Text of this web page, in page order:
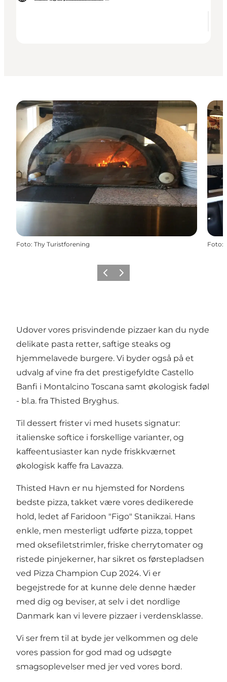
Foto: Thy Turistforening Foto:
ForrigeNæste
Udover vores prisvindende pizzaer kan du nyde
delikate pasta retter, saftige steaks og
hjemmelavede burgere. Vi byder også på et
udvalg af vine fra det prestigefyldte Castello
Banfi i Montalcino Toscana samt økologisk fadøl
- bl.a. fra Thisted Bryghus.
Til dessert frister vi med husets signatur:
italienske softice i forskellige varianter, og
kaffeentusiaster kan nyde friskkværnet
økologisk kaffe fra Lavazza.
Thisted Havn er nu hjemsted for Nordens
bedste pizza, takket være vores dedikerede
hold, ledet af Faridoon "Figo" Stanikzai. Hans
enkle, men mesterligt udførte pizza, toppet
med oksefiletstrimler, friske cherrytomater og
ristede pinjekerner, har sikret os førstepladsen
ved Pizza Champion Cup 2024. Vi er
begejstrede for at kunne dele denne hæder
med dig og beviser, at selv i det nordlige
Danmark kan vi levere pizzaer i verdensklasse.
Vi ser frem til at byde jer velkommen og dele
vores passion for god mad og udsøgte
smagsoplevelser med jer ved vores bord.